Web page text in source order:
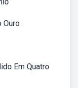
Ouro
Em Quatro